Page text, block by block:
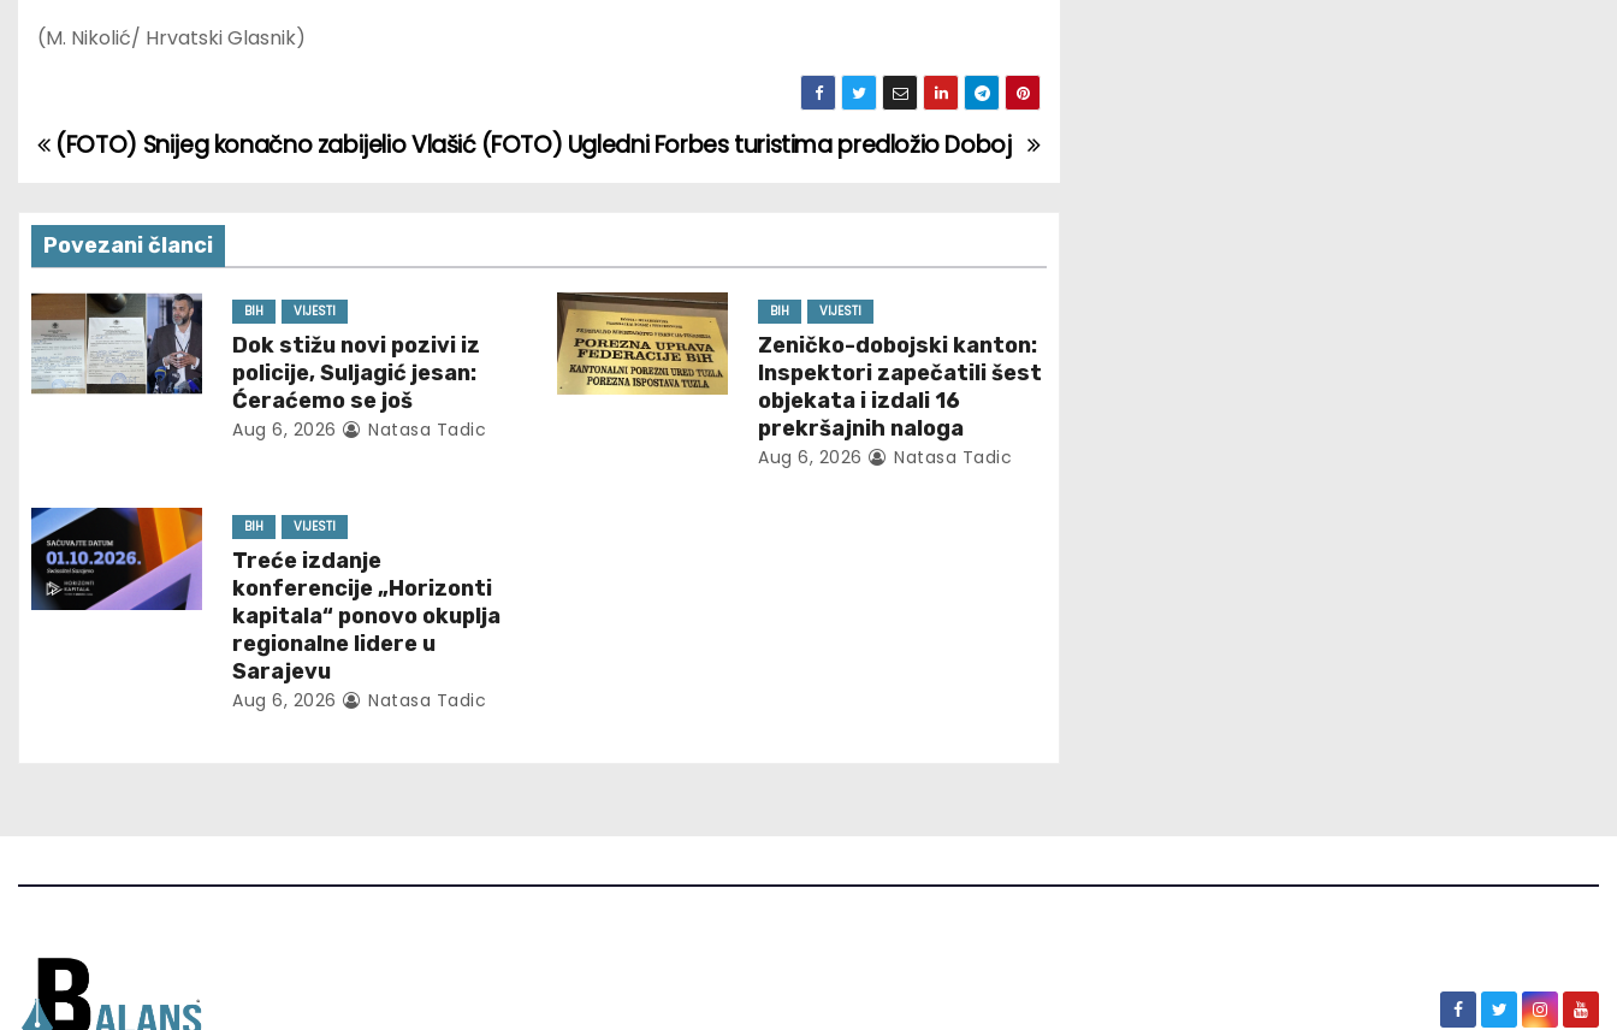
(M. Nikolić/ Hrvatski Glasnik)
P
s
t
n
a
i
g
a
(FOTO) Ugledni Forbes turistima predložio Doboj
(FOTO) Snijeg konačno zabijelio Vlašić
Povezani članci
BIH VIJESTI
Dok stižu novi pozivi iz
policije, Suljagić jesan:
Ćeraćemo se još
Aug 6, 2026 Natasa Tadic
BIH VIJESTI
Zeničko-dobojski kanton:
Inspektori zapečatili šest
objekata i izdali 16
prekršajnih naloga
Aug 6, 2026 Natasa Tadic
BIH VIJESTI
Treće izdanje
konferencije „Horizonti
kapitala“ ponovo okuplja
regionalne lidere u
Sarajevu
Aug 6, 2026 Natasa Tadic